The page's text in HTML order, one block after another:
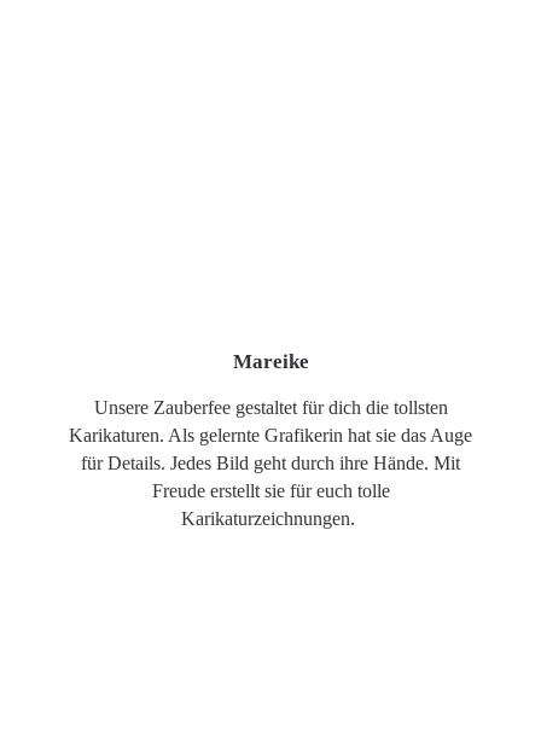
Mareike
Unsere Zauberfee gestaltet für dich die tollsten
Karikaturen. Als gelernte Grafikerin hat sie das Auge
für Details. Jedes Bild geht durch ihre Hände. Mit
Freude erstellt sie für euch tolle
Karikaturzeichnungen.